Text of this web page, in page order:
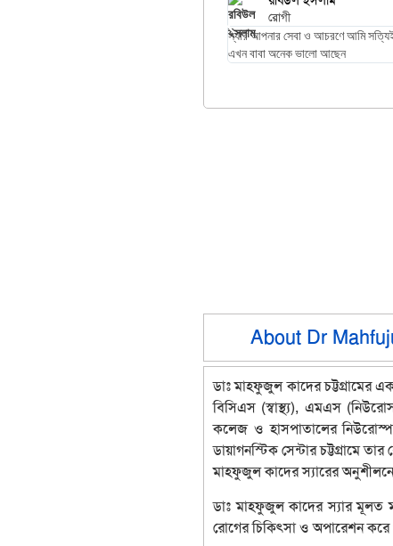
রোগী
স্যার আপনার সেবা ও আচরণে আমি
এখন বাবা অনেক ভালো আছেন
About Dr
ডাঃ মাহফুজুল কাদের চট্টগ্রামের
বিসিএস (স্বাস্থ্য), এমএস
কলেজ ও হাসপাতালের
ডায়াগনস্টিক সেন্টার চট্টগ্রামে
মাহফুজুল কাদের স্যারের
ডাঃ মাহফুজুল কাদের স্যার মূলত
রোগের চিকিৎসা ও অপারেশন করে